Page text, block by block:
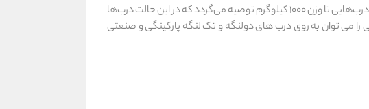
1000 برای درب‌هایی تا وزن 1000 کیلوگرم توصیه می‌گردد که در این حالت درب‌ها
را می توان به روی درب های دولنگه و تک لنگه پارکینگی و صنعتی